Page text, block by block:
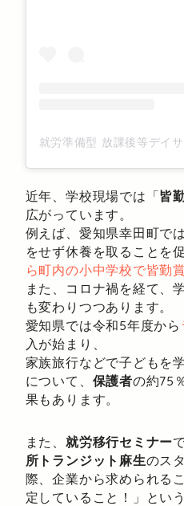
近年、学校現場では「皆
広がっています。
例えば、愛知県幸田町では
をせず休養を取ることを
ら町内の小中学校で皆勤
また、コロナ禍を経て、
も変わりつつあります。
愛知県では令和5年度から
入が始まり、
家族旅行などで子どもを
について、 保護者の約75
果もあります。
また、 就労移行セミナー
所トランジット麻生のス
際、企業から求められる
定していること！」とい